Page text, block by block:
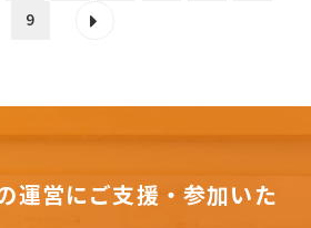
9
運営にご支援・参加いた